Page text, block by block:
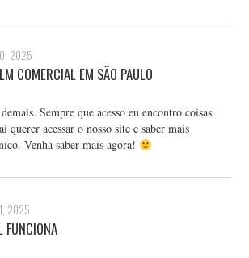
2025
COMERCIAL EM SÃO PAULO
Sempre que acesso eu encontro coisas
querer acessar o nosso site e saber mais
Venha saber mais agora!
2025
FUNCIONA